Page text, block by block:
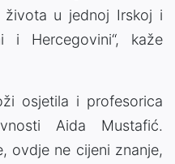
života u jednoj Irskoj i
Hercegovini“, kaže
osjetila i profesorica
Aida Mustafić.
ovdje ne cijeni znanje,